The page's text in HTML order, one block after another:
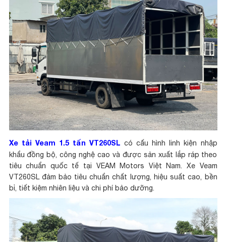
Xe tải Veam 1.5 tấn VT260SLcó cấu hình linh kiện nhập
khẩu đồng bộ, công nghệ cao và được sản xuất lắp ráp theo
tiêu chuẩn quốc tế tại VEAM Motors Việt Nam. Xe Veam
VT260SL đảm bảo tiêu chuẩn chất lượng, hiệu suất cao, bền
bỉ, tiết kiệm nhiên liệu và chi phí bảo dưỡng.